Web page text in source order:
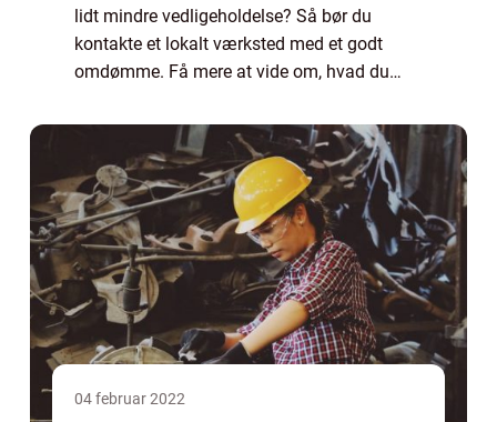
lidt mindre vedligeholdelse? Så bør du
kontakte et lokalt værksted med et godt
omdømme. Få mere at vide om, hvad du
afsnittene nedenfor. Her kan du læse om h...
04 februar 2022